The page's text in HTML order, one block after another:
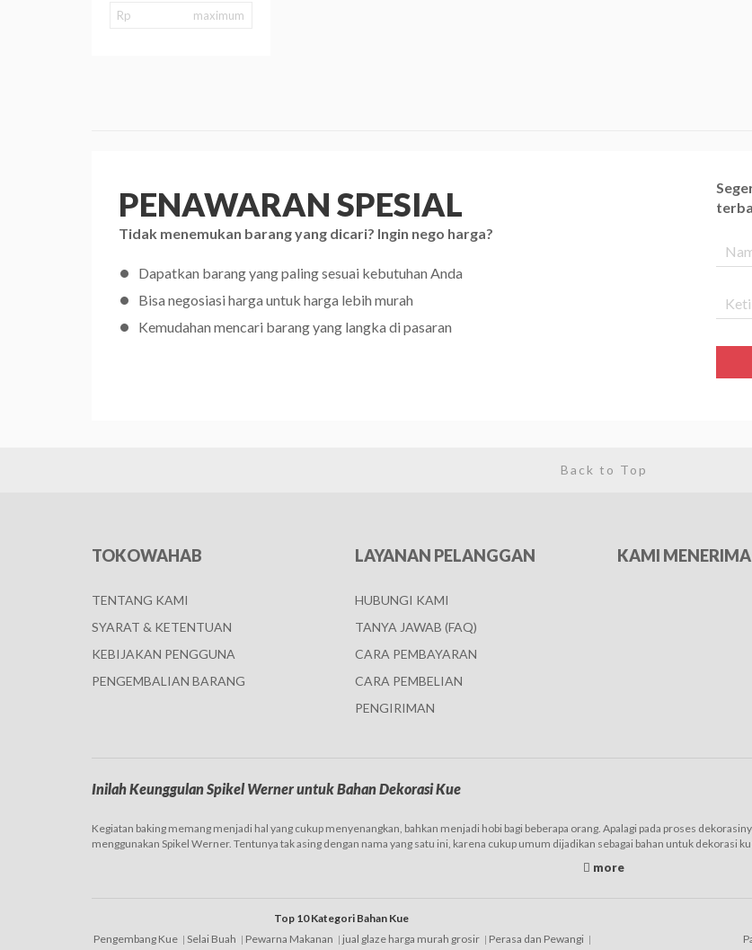
Rp
PENAWARAN SPESIAL
Tidak menemukan barang yang dicari? Ingin nego harga?
Dapatkan barang yang paling sesuai kebutuhan Anda
Bisa negosiasi harga untuk harga lebih murah
Kemudahan mencari barang yang langka di pasaran
Back to Top
TOKOWAHAB
TENTANG KAMI
SYARAT & KETENTUAN
KEBIJAKAN PENGGUNA
PENGEMBALIAN BARANG
LAYANAN PELANGGAN
HUBUNGI KAMI
TANYA JAWAB (FAQ)
CARA PEMBAYARAN
CARA PEMBELIAN
PENGIRIMAN
KAMI MENERIMA
Inilah Keunggulan Spikel Werner untuk Bahan Dekorasi Kue
Kegiatan baking memang menjadi hal yang cukup menyenangkan, bahkan menjadi hobi bagi beberapa orang. Apalagi pada proses
menggunakan Spikel Werner. Tentunya tak asing dengan nama yang satu ini, karena cukup umum dijadikan sebagai bahan untuk dekorasi
Ada banyak tempat jual Spikel Werner ini yang dapat Anda jadikan sebagai pilihan, sehingga mempermudah dalam proses pembelian atau
1. Harganya terjangkau, dari segi harga dibandingkan dengan merk yang lain, maka produk dekorasi kue yang satu ini memang ditawarkan
mungkin bisnis juga akan sangat menguntungkan bagi Anda.
Top 10 Kategori Bahan Kue
Pengembang Kue
Selai Buah Pewarna Makanan jual glaze harga murah grosir
Perasa dan Pewangi